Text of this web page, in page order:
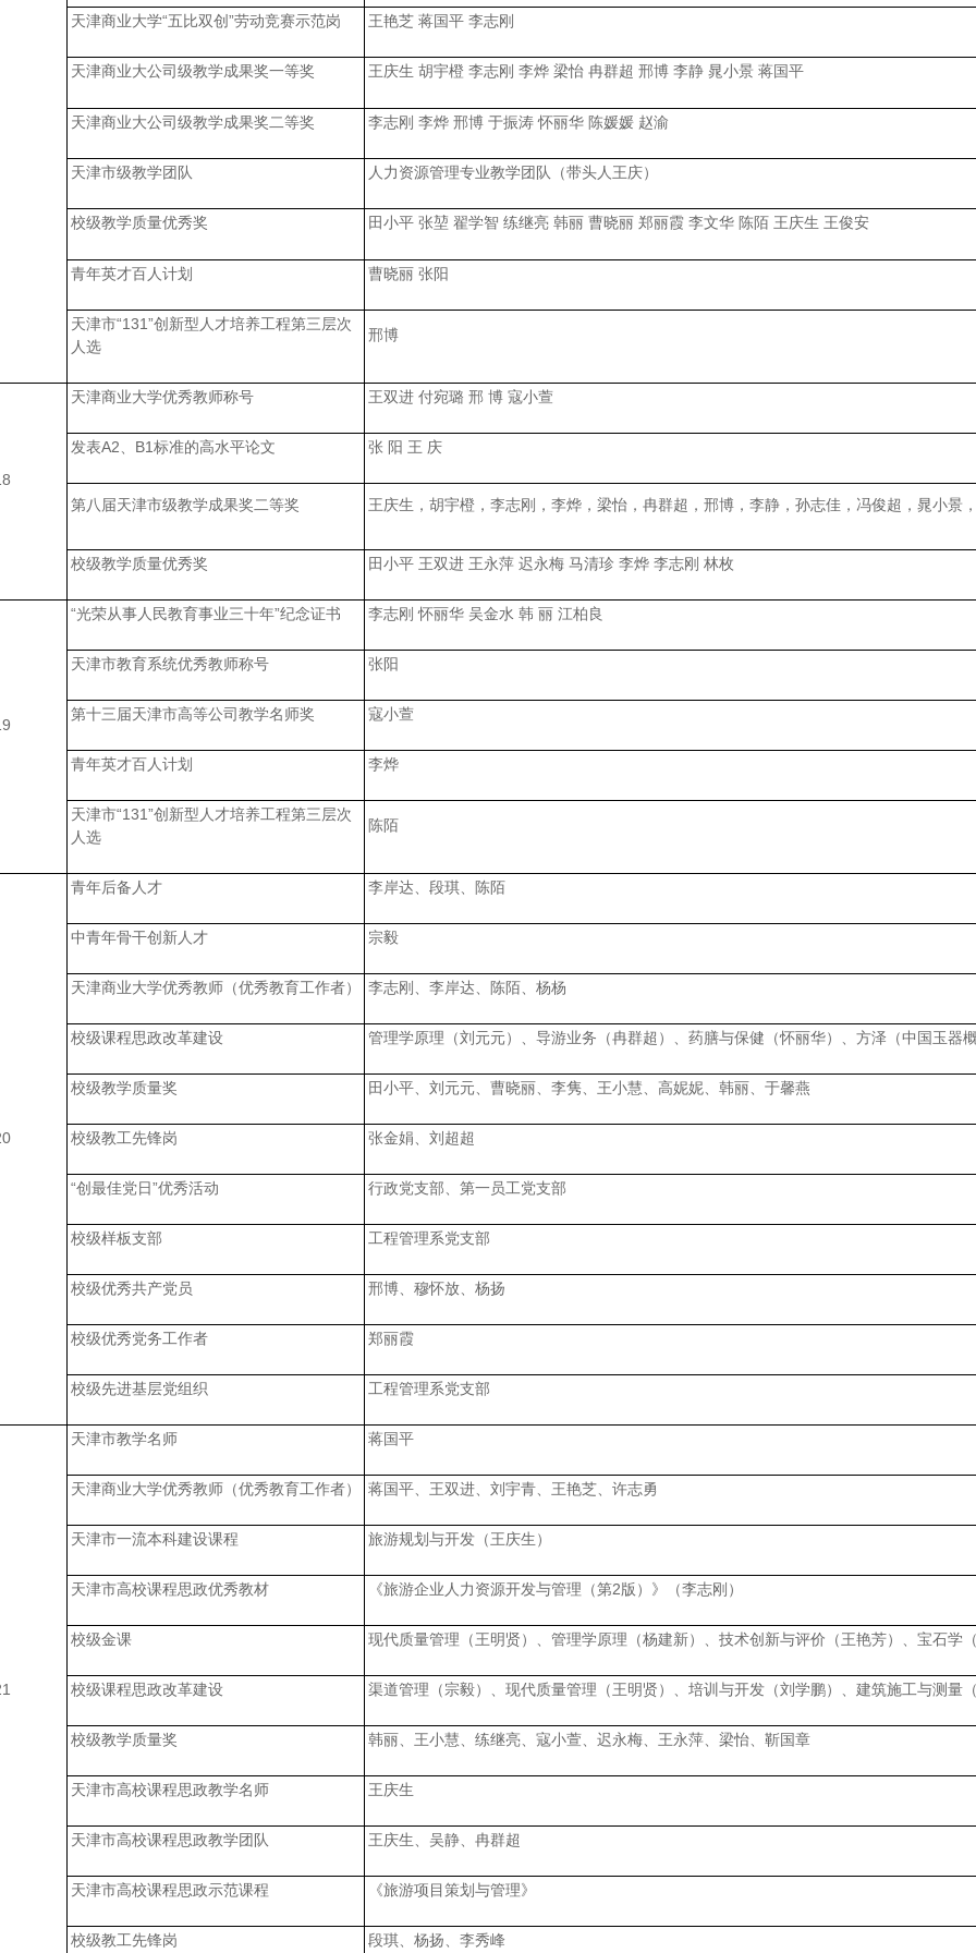
天津商业大学“五比双创”劳动竞赛示范岗 王艳芝 蒋国平 李志刚
天津商业大公司级教学成果奖一等奖 王庆生 胡宇橙 李志刚 李烨 梁怡 冉群超 邢博 李静 晁小景 蒋国平
天津商业大公司级教学成果奖二等奖 李志刚 李烨 邢博 于振涛 怀丽华 陈媛媛 赵渝
天津市级教学团队 人力资源管理专业教学团队（带头人王庆）
校级教学质量优秀奖 田小平 张堃 翟学智 练继亮 韩丽 曹晓丽 郑丽霞 李文华 陈陌 王庆生 王俊安
青年英才百人计划 曹晓丽 张阳
天津市“131”创新型人才培养工程第三层次
人选
邢博
天津商业大学优秀教师称号 王双进 付宛璐 邢 博 寇小萱
发表A2、B1标准的高水平论文 张 阳 王 庆
第八届天津市级教学成果奖二等奖 王庆生，胡宇橙，李志刚，李烨，梁怡，冉群超，邢博，李静，孙志佳，冯俊超，晁小景
校级教学质量优秀奖 田小平 王双进 王永萍 迟永梅 马清珍 李烨 李志刚 林枚
“光荣从事人民教育事业三十年”纪念证书 李志刚 怀丽华 吴金水 韩 丽 江柏良
天津市教育系统优秀教师称号 张阳
第十三届天津市高等公司教学名师奖 寇小萱
青年英才百人计划 李烨
天津市“131”创新型人才培养工程第三层次
人选
陈陌
青年后备人才 李岸达、段琪、陈陌
中青年骨干创新人才 宗毅
天津商业大学优秀教师（优秀教育工作者） 李志刚、李岸达、陈陌、杨杨
校级课程思政改革建设 管理学原理（刘元元）、导游业务（冉群超）、药膳与保健（怀丽华）、方泽（中国玉
校级教学质量奖 田小平、刘元元、曹晓丽、李隽、王小慧、高妮妮、韩丽、于馨燕
校级教工先锋岗 张金娟、刘超超
“创最佳党日”优秀活动 行政党支部、第一员工党支部
校级样板支部 工程管理系党支部
校级优秀共产党员 邢博、穆怀放、杨扬
校级优秀党务工作者 郑丽霞
校级先进基层党组织 工程管理系党支部
天津市教学名师 蒋国平
天津商业大学优秀教师（优秀教育工作者） 蒋国平、王双进、刘宇青、王艳芝、许志勇
天津市一流本科建设课程 旅游规划与开发（王庆生）
天津市高校课程思政优秀教材 《旅游企业人力资源开发与管理（第2版）》（李志刚）
校级金课 现代质量管理（王明贤）、管理学原理（杨建新）、技术创新与评价（王艳芳）、宝石
校级课程思政改革建设 渠道管理（宗毅）、现代质量管理（王明贤）、培训与开发（刘学鹏）、建筑施工与测
校级教学质量奖 韩丽、王小慧、练继亮、寇小萱、迟永梅、王永萍、梁怡、靳国章
天津市高校课程思政教学名师 王庆生
天津市高校课程思政教学团队 王庆生、吴静、冉群超
天津市高校课程思政示范课程 《旅游项目策划与管理》
校级教工先锋岗 段琪、杨扬、李秀峰